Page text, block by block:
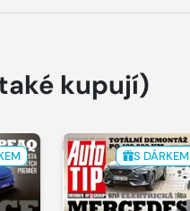
kupují)
S DÁRKEM